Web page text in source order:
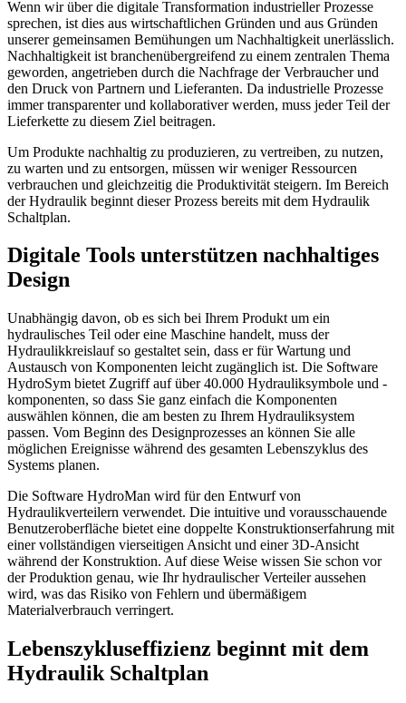
Wenn wir über die digitale Transformation industrieller Prozesse
sprechen, ist dies aus wirtschaftlichen Gründen und aus Gründen
unserer gemeinsamen Bemühungen um Nachhaltigkeit unerlässlich.
Nachhaltigkeit ist branchenübergreifend zu einem zentralen Thema
geworden, angetrieben durch die Nachfrage der Verbraucher und
den Druck von Partnern und Lieferanten. Da industrielle Prozesse
immer transparenter und kollaborativer werden, muss jeder Teil der
Lieferkette zu diesem Ziel beitragen.
Um Produkte nachhaltig zu produzieren, zu vertreiben, zu nutzen,
zu warten und zu entsorgen, müssen wir weniger Ressourcen
verbrauchen und gleichzeitig die Produktivität steigern. Im Bereich
der Hydraulik beginnt dieser Prozess bereits mit dem Hydraulik
Schaltplan.
Digitale Tools unterstützen nachhaltiges
Design
Unabhängig davon, ob es sich bei Ihrem Produkt um ein
hydraulisches Teil oder eine Maschine handelt, muss der
Hydraulikkreislauf so gestaltet sein, dass er für Wartung und
Austausch von Komponenten leicht zugänglich ist. Die Software
HydroSym bietet Zugriff auf über 40.000 Hydrauliksymbole und -
komponenten, so dass Sie ganz einfach die Komponenten
auswählen können, die am besten zu Ihrem Hydrauliksystem
passen. Vom Beginn des Designprozesses an können Sie alle
möglichen Ereignisse während des gesamten Lebenszyklus des
Systems planen.
Die Software HydroMan wird für den Entwurf von
Hydraulikverteilern verwendet. Die intuitive und vorausschauende
Benutzeroberfläche bietet eine doppelte Konstruktionserfahrung mit
einer vollständigen vierseitigen Ansicht und einer 3D-Ansicht
während der Konstruktion. Auf diese Weise wissen Sie schon vor
der Produktion genau, wie Ihr hydraulischer Verteiler aussehen
wird, was das Risiko von Fehlern und übermäßigem
Materialverbrauch verringert.
Lebenszykluseffizienz beginnt mit dem
Hydraulik Schaltplan